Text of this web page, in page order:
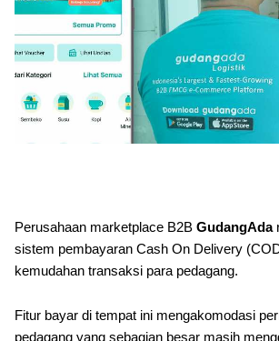
Perusahaan marketplace B2B GudangAda
sistem pembayaran Cash On Delivery
kemudahan transaksi para pedagang.
Fitur bayar di tempat ini mengakomodasi
pedagang yang sebagian besar masih